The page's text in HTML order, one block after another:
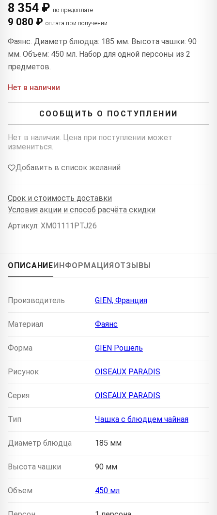
8 354 ₽ по предоплате
9 080 ₽ оплата при получении
Фаянс. Диаметр блюдца: 185 мм. Высота чашки: 90
мм. Объем: 450 мл. Набор для одной персоны из 2
предметов.
Нет в наличии
СООБЩИТЬ О ПОСТУПЛЕНИИ
Нет в наличии. Цена при поступлении может
измениться.
Добавить в список желаний
Срок и стоимость доставки
Условия акции и способ расчёта скидки
Артикул: XM01111PTJ26
ОПИСАНИЕ ИНФОРМАЦИЯ ОТЗЫВЫ
Производитель GIEN, Франция
Материал Фаянс
Форма GIEN Рошель
Рисунок OISEAUX PARADIS
Серия OISEAUX PARADIS
Тип Чашка с блюдцем чайная
Диаметр блюдца 185 мм
Высота чашки 90 мм
Объем 450 мл